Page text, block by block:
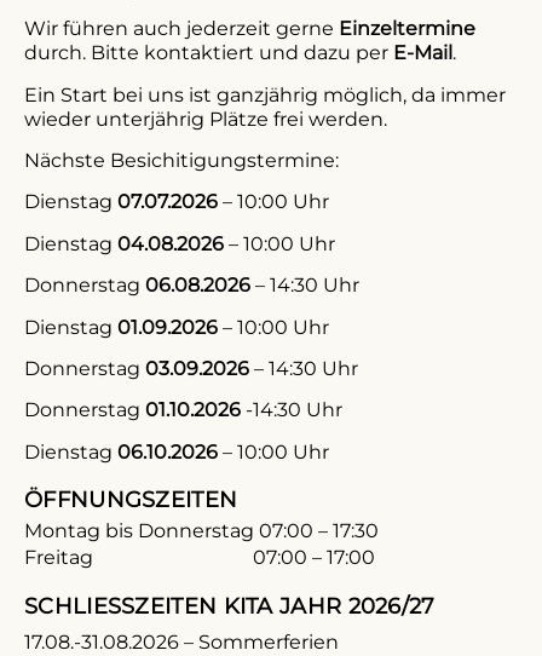
Wir führen auch jederzeit gerne Einzeltermine
durch. Bitte kontaktiert und dazu per E-Mail .
Ein Start bei uns ist ganzjährig möglich, da immer
wieder unterjährig Plätze frei werden.
Nächste Besichitigungstermine:
Dienstag 07.07.2026 – 10:00 Uhr
Dienstag 04.08.2026 – 10:00 Uhr
Donnerstag 06.08.2026 – 14:30 Uhr
Dienstag 01.09.2026 – 10:00 Uhr
Donnerstag 03.09.2026 – 14:30 Uhr
Donnerstag 01.10.2026 -14:30 Uhr
Dienstag 06.10.2026 – 10:00 Uhr
ÖFFNUNGSZEITEN
Montag bis Donnerstag 07:00 – 17:30
Freitag 07:00 – 17:00
SCHLIESSZEITEN KITA JAHR 2026/27
17.08.-31.08.2026 – Sommerferien